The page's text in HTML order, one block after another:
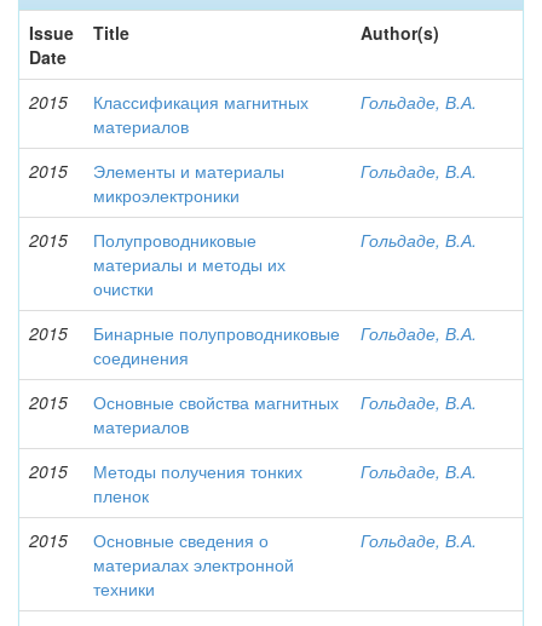
Issue
Date
Title Author(s)
2015
Классификация магнитных
материалов
Гольдаде, В.А.
2015
Элементы и материалы
микроэлектроники
Гольдаде, В.А.
2015
Полупроводниковые
материалы и методы их
очистки
Гольдаде, В.А.
2015
Бинарные полупроводниковые
соединения
Гольдаде, В.А.
2015
Основные свойства магнитных
материалов
Гольдаде, В.А.
2015
Методы получения тонких
пленок
Гольдаде, В.А.
2015
Основные сведения о
материалах электронной
техники
Гольдаде, В.А.